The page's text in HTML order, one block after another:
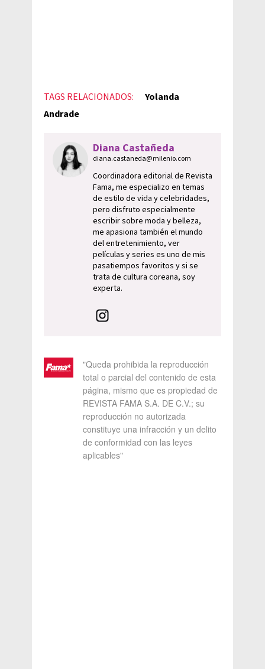
TAGS RELACIONADOS:
Yolanda
Andrade
Diana Castañeda
diana.castaneda@milenio.com
Coordinadora editorial de Revista
Fama, me especializo en temas
de estilo de vida y celebridades,
pero disfruto especialmente
escribir sobre moda y belleza,
me apasiona también el mundo
del entretenimiento, ver
películas y series es uno de mis
pasatiempos favoritos y si se
trata de cultura coreana, soy
experta.
"Queda prohibida la reproducción
total o parcial del contenido de esta
página, mismo que es propiedad de
REVISTA FAMA S.A. DE C.V.; su
reproducción no autorizada
constituye una infracción y un delito
de conformidad con las leyes
aplicables"